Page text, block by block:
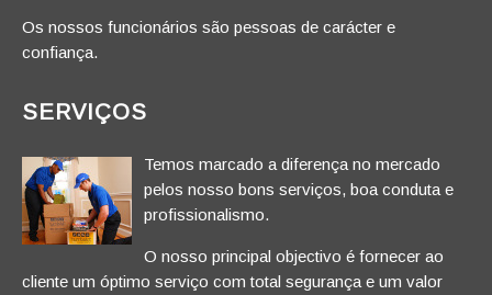
Os nossos funcionários são pessoas de carácter e
confiança.
SERVIÇOS
Temos marcado a diferença no mercado
pelos nosso bons serviços, boa conduta e
profissionalismo.
O nosso principal objectivo é fornecer ao
cliente um óptimo serviço com total segurança e um valor